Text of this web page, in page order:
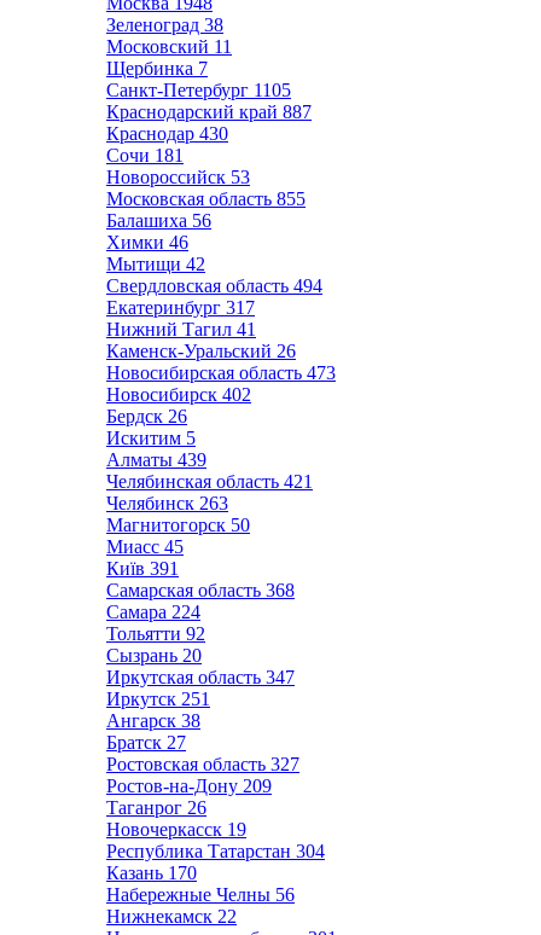
Зеленоград 38
Московский 11
Щербинка 7
Санкт-Петербург 1105
Краснодарский край 887
Краснодар 430
Сочи 181
Новороссийск 53
Московская область 855
Балашиха 56
Химки 46
Мытищи 42
Свердловская область 494
Екатеринбург 317
Нижний Тагил 41
Каменск-Уральский 26
Новосибирская область 473
Новосибирск 402
Бердск 26
Искитим 5
Алматы 439
Челябинская область 421
Челябинск 263
Магнитогорск 50
Миасс 45
Київ 391
Самарская область 368
Самара 224
Тольятти 92
Сызрань 20
Иркутская область 347
Иркутск 251
Ангарск 38
Братск 27
Ростовская область 327
Ростов-на-Дону 209
Таганрог 26
Новочеркасск 19
Республика Татарстан 304
Казань 170
Набережные Челны 56
Нижнекамск 22